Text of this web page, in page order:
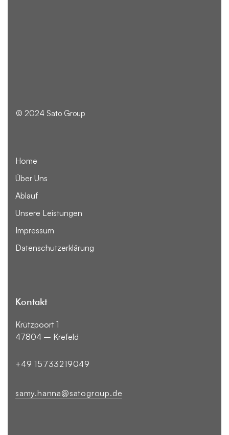
© 2024 Sato Group
Home
Über Uns
Ablauf
Unsere Leistungen
Impressum
Datenschutzerklärung
Kontakt
Krützpoort 1
47804 – Krefeld
+49 15733219049
samy.hanna@satogroup.de